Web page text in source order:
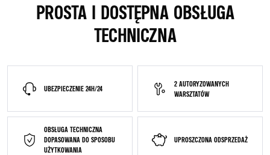
PROSTA I DOSTĘPNA OBSŁUGA
TECHNICZNA
UBEZPIECZENIE 24H/24
2 AUTORYZOWANYCH
WARSZTATÓW
OBSŁUGA TECHNICZNA
DOPASOWANA DO SPOSOBU
UŻYTKOWANIA
UPROSZCZONA ODSPRZEDAŻ